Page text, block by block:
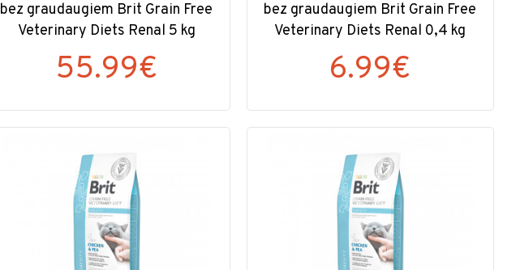
bez graudaugiem Brit Grain Free
Veterinary Diets Renal 5 kg
55.99€
bez graudaugiem Brit Grain Free
Veterinary Diets Renal 0,4 kg
6.99€